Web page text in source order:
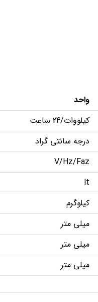
واحد
کیلووات/24 ساعت
درجه سانتی گراد
V/Hz/Faz
lt
کیلوگرم
میلی متر
میلی متر
میلی متر